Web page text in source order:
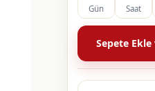
Gün Saat
Sepete